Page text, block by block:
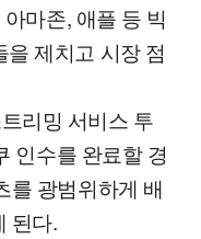
마존, 애플 등 빅
제치고 시장 점
리밍 서비스 투
인수를 완료할 경
를 광범위하게 배
된다.